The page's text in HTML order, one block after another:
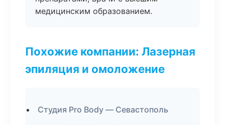
медицинским образованием.
Похожие компании: Лазерная
эпиляция и омоложение
Студия Pro Body — Севастополь